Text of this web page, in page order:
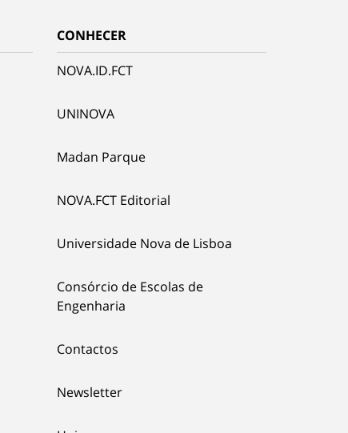
CONHECER
NOVA.ID.FCT
UNINOVA
Madan Parque
NOVA.FCT Editorial
Universidade Nova de Lisboa
Consórcio de Escolas de
Engenharia
Contactos
Newsletter